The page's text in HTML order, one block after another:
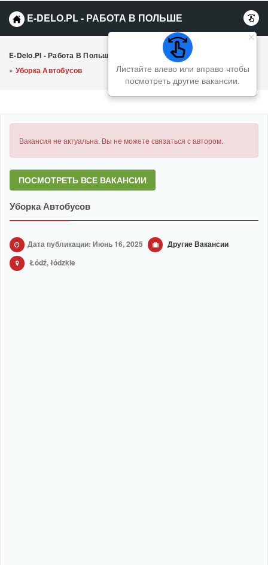
E-DELO.PL - РАБОТА В ПОЛЬШЕ
Листайте влево или вправо чтобы
посмотреть другие вакансии.
E-Delo.pl - Работа В Польше Вакансии
Другие Вакансии
» Уборка Автобусов
Вакансия не актуальна. Вы не можете связаться с автором.
ПОСМОТРЕТЬ ВСЕ ВАКАНСИИ
Уборка Автобусов
Дата публикации: Июнь 16, 2025
Другие Вакансии
Łódź, łódzkie